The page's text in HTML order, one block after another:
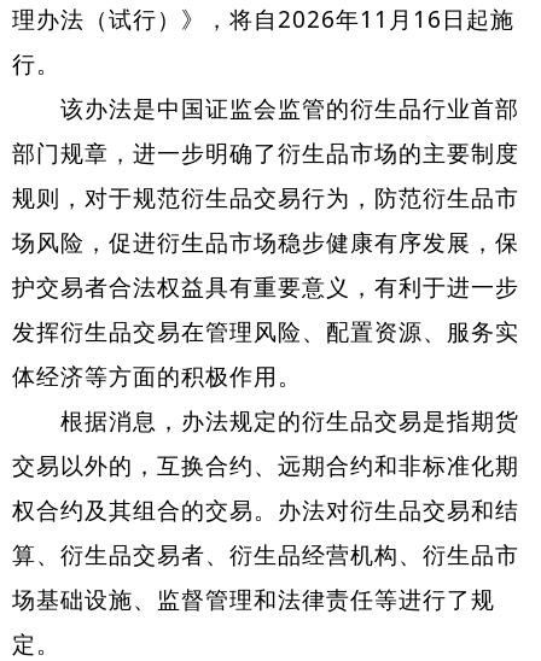
理办法（试行）》，将自2026年11月16日起施
行。
该办法是中国证监会监管的衍生品行业首部
部门规章，进一步明确了衍生品市场的主要制度
规则，对于规范衍生品交易行为，防范衍生品市
场风险，促进衍生品市场稳步健康有序发展，保
护交易者合法权益具有重要意义，有利于进一步
发挥衍生品交易在管理风险、配置资源、服务实
体经济等方面的积极作用。
根据消息，办法规定的衍生品交易是指期货
交易以外的，互换合约、远期合约和非标准化期
权合约及其组合的交易。办法对衍生品交易和结
算、衍生品交易者、衍生品经营机构、衍生品市
场基础设施、监督管理和法律责任等进行了规
定。